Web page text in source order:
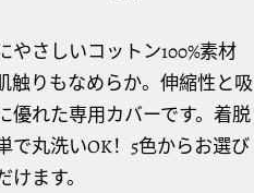
やさしいコットン100%素材
触りもなめらか。伸縮性と吸
優れた専用カバーです。着脱
で丸洗いOK！5色からお選び
けます。